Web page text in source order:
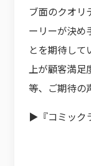
ブ面のクオリ
ーリーが決め
とを期待し
上が顧客満足
等、ご期待の
▶『コミック